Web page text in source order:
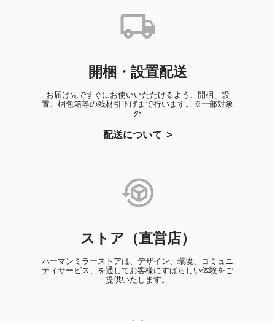
開梱・設置配送
お届け先ですぐにお使いいただけるよう、開梱、設
置、梱包箱等の残材引下げまで行います。※一部対象
外
配送について
ストア（直営店）
ハーマンミラーストアは、デザイン、環境、コミュニ
ティサービス、を通してお客様にすばらしい体験をご
提供いたします。